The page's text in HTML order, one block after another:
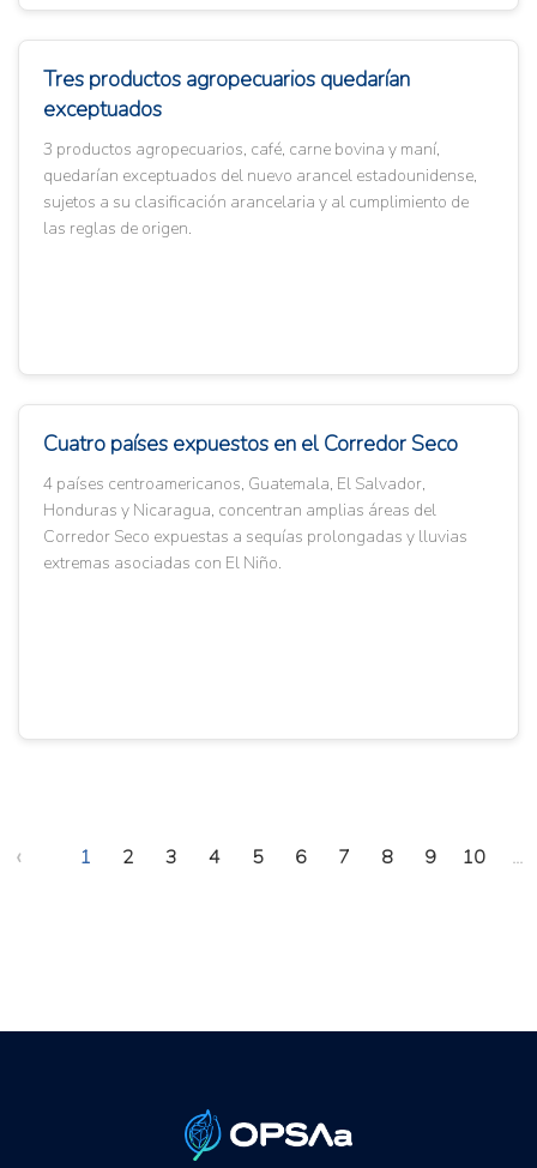
Tres productos agropecuarios quedarían
exceptuados
3 productos agropecuarios, café, carne bovina y maní,
quedarían exceptuados del nuevo arancel estadounidense,
sujetos a su clasificación arancelaria y al cumplimiento de
las reglas de origen.
Cuatro países expuestos en el Corredor Seco
4 países centroamericanos, Guatemala, El Salvador,
Honduras y Nicaragua, concentran amplias áreas del
Corredor Seco expuestas a sequías prolongadas y lluvias
extremas asociadas con El Niño.
‹ 1 2 3 4 5 6 7 8 9 10 ...